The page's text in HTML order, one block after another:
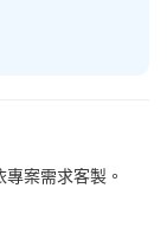
案需求客製。